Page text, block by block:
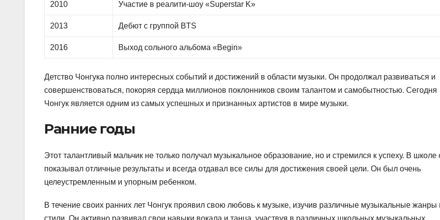
2010 Участие в реалити-шоу «Superstar K»
2013 Дебют с группой BTS
2016 Выход сольного альбома «Begin»
Детство Чонгука полно интересных событий и достижений в области музыки. Он продолжал развиваться и
совершенствоваться, покоряя сердца миллионов поклонников своим талантом и самобытностью. Сегодня
Чонгук является одним из самых успешных и признанных артистов в мире музыки.
Ранние годы
Этот талантливый мальчик не только получал музыкальное образование, но и стремился к успеху. В школе
показывал отличные результаты и всегда отдавал все силы для достижения своей цели. Он был очень
целеустремленным и упорным ребенком.
В течение своих ранних лет Чонгук проявил свою любовь к музыке, изучив различные музыкальные жанры
стили. Он активно развивал свои навыки вокала и танца, участвуя в различных школьных музыкальных